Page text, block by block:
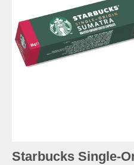
Starbucks Single-